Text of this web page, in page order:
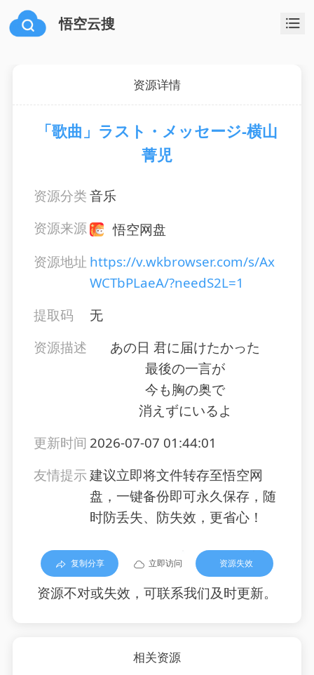
悟空云搜
资源详情
「歌曲」ラスト・メッセージ-横山
菁児
资源分类音乐
资源来源
悟空网盘
资源地址 https://v.wkbrowser.com/s/Ax
WCTbPLaeA/?needS2L=1
提取码
无
资源描述
あの日 君に届けたかった
最後の一言が
今も胸の奥で
消えずにいるよ
更新时间 2026-07-07 01:44:01
友情提示建议立即将文件转存至悟空网
盘，一键备份即可永久保存，随
时防丢失、防失效，更省心！
复制分享 立即访问 资源失效
资源不对或失效，可联系我们及时更新。
相关资源